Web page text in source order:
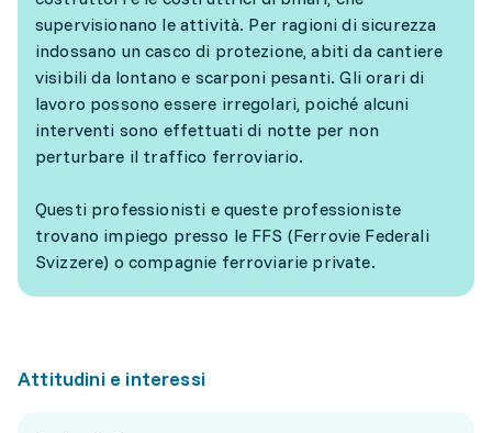
supervisionano le attività. Per ragioni di sicurezza
indossano un casco di protezione, abiti da cantiere
visibili da lontano e scarponi pesanti. Gli orari di
lavoro possono essere irregolari, poiché alcuni
interventi sono effettuati di notte per non
perturbare il traffico ferroviario.
Questi professionisti e queste professioniste
trovano impiego presso le FFS (Ferrovie Federali
Svizzere) o compagnie ferroviarie private.
Attitudini e interessi